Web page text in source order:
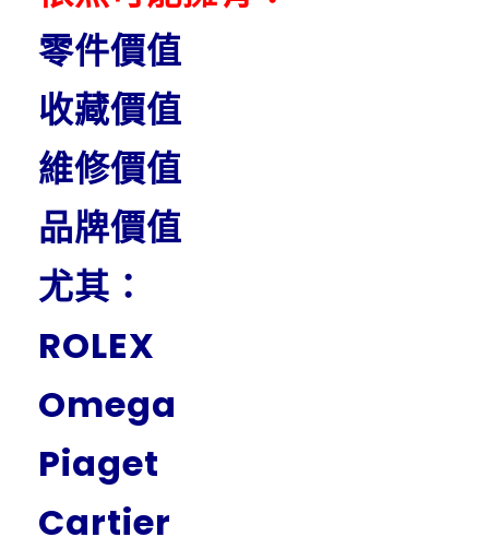
零件價值
收藏價值
維修價值
品牌價值
尤其：
ROLEX
Omega
Piaget
Cartier